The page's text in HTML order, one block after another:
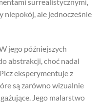
surrealistycznymi,
niepokój, ale jednocześnie
jego późniejszych
abstrakcji, choć nadal
eksperymentuje z
są zarówno wizualnie
Jego malarstwo